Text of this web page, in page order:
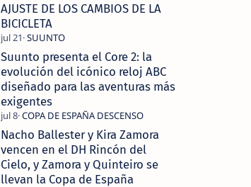
AJUSTE DE LOS CAMBIOS DE LA
BICICLETA
Suunto presenta el Core 2: la
evolución del icónico reloj ABC
diseñado para las aventuras más
exigentes
Nacho Ballester y Kira Zamora
vencen en el DH Rincón del
Cielo, y Zamora y Quinteiro se
llevan la Copa de España